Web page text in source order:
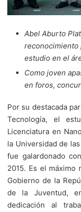
Abel Aburto
reconocimiento
estudio en el
Como joven
en foros,
Por su destacada
Tecnología, el
Licenciatura en
la Universidad de
fue galardonado
2015. Es el
Gobierno de la
de la Juventud,
dedicación al